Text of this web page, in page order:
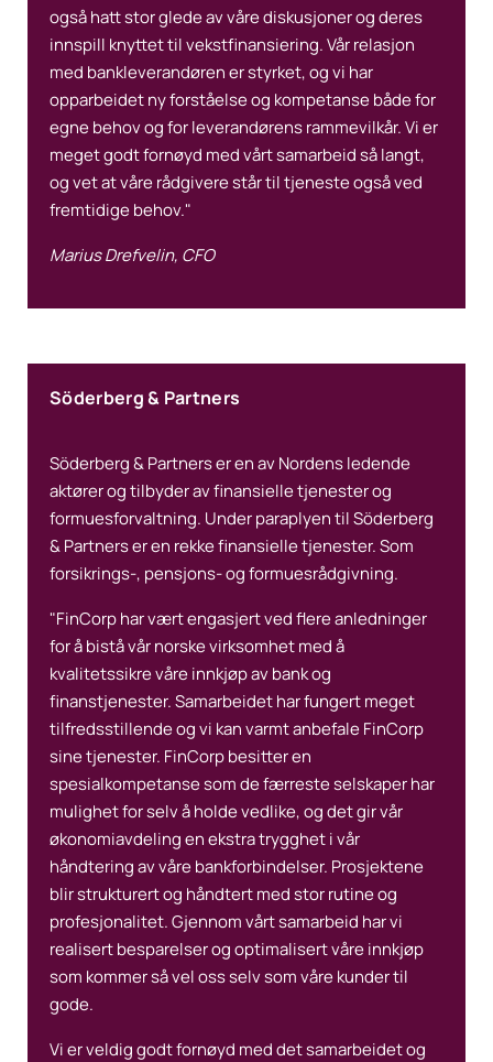
også hatt stor glede av våre diskusjoner og deres
innspill knyttet til vekstfinansiering. Vår relasjon
med bankleverandøren er styrket, og vi har
opparbeidet ny forståelse og kompetanse både for
egne behov og for leverandørens rammevilkår. Vi er
meget godt fornøyd med vårt samarbeid så langt,
og vet at våre rådgivere står til tjeneste også ved
fremtidige behov."
Marius Drefvelin, CFO
Söderberg & Partners
Söderberg & Partners er en av Nordens ledende
aktører og tilbyder av finansielle tjenester og
formuesforvaltning. Under paraplyen til Söderberg
& Partners er en rekke finansielle tjenester. Som
forsikrings-, pensjons- og formuesrådgivning.
"FinCorp har vært engasjert ved flere anledninger
for å bistå vår norske virksomhet med å
kvalitetssikre våre innkjøp av bank og
finanstjenester. Samarbeidet har fungert meget
tilfredsstillende og vi kan varmt anbefale FinCorp
sine tjenester. FinCorp besitter en
spesialkompetanse som de færreste selskaper har
mulighet for selv å holde vedlike, og det gir vår
økonomiavdeling en ekstra trygghet i vår
håndtering av våre bankforbindelser. Prosjektene
blir strukturert og håndtert med stor rutine og
profesjonalitet. Gjennom vårt samarbeid har vi
realisert besparelser og optimalisert våre innkjøp
som kommer så vel oss selv som våre kunder til
gode.
Vi er veldig godt fornøyd med det samarbeidet og